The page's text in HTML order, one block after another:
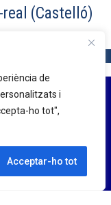
de
i
ho tot",
Acceptar-ho tot
real (Castelló)